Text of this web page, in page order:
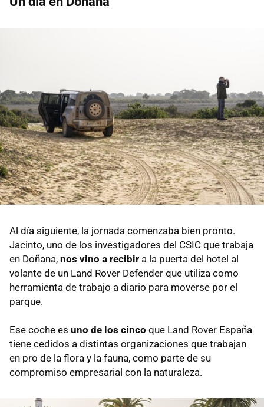
Al día siguiente, la jornada comenzaba bien pronto.
Jacinto, uno de los investigadores del CSIC que trabaja
en Doñana, nos vino a recibir a la puerta del hotel al
volante de un Land Rover Defender que utiliza como
herramienta de trabajo a diario para moverse por el
parque.
Ese coche es uno de los cinco que Land Rover España
tiene cedidos a distintas organizaciones que trabajan
en pro de la flora y la fauna, como parte de su
compromiso empresarial con la naturaleza.